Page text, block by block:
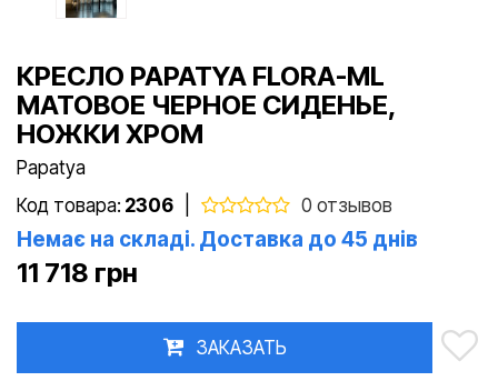
КРЕСЛО PAPATYA FLORA-ML
МАТОВОЕ ЧЕРНОЕ СИДЕНЬЕ,
НОЖКИ ХРОМ
Papatya
Код товара: 2306 0 отзывов
Немає на складі. Доставка до 45 днів
11 718 грн
ЗАКАЗАТЬ